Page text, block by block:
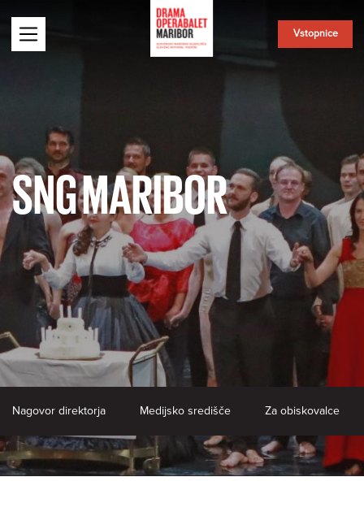
Vstopnice
SNG MARIBOR
Nagovor direktorja Medijsko središče Za obiskovalce